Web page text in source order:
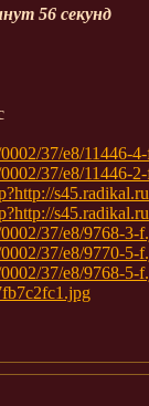
56 секунд
37/e8/11446-
37/e8/11446-
37/e8/9768-3-
37/e8/9770-5-
37/e8/9768-5-